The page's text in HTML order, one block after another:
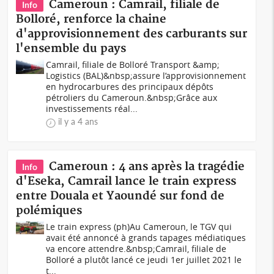
Info
Cameroun : Camrail, filiale de
Bolloré, renforce la chaine
d'approvisionnement des carburants sur
l'ensemble du pays
Camrail, filiale de Bolloré Transport &amp;
Logistics (BAL)&nbsp;assure l’approvisionnement
en hydrocarbures des principaux dépôts
pétroliers du Cameroun.&nbsp;Grâce aux
investissements réal...
il y a 4 ans
Info
Cameroun : 4 ans après la tragédie
d'Eseka, Camrail lance le train express
entre Douala et Yaoundé sur fond de
polémiques
Le train express (ph)Au Cameroun, le TGV qui
avait été annoncé à grands tapages médiatiques
va encore attendre.&nbsp;Camrail, filiale de
Bolloré a plutôt lancé ce jeudi 1er juillet 2021 le
t...